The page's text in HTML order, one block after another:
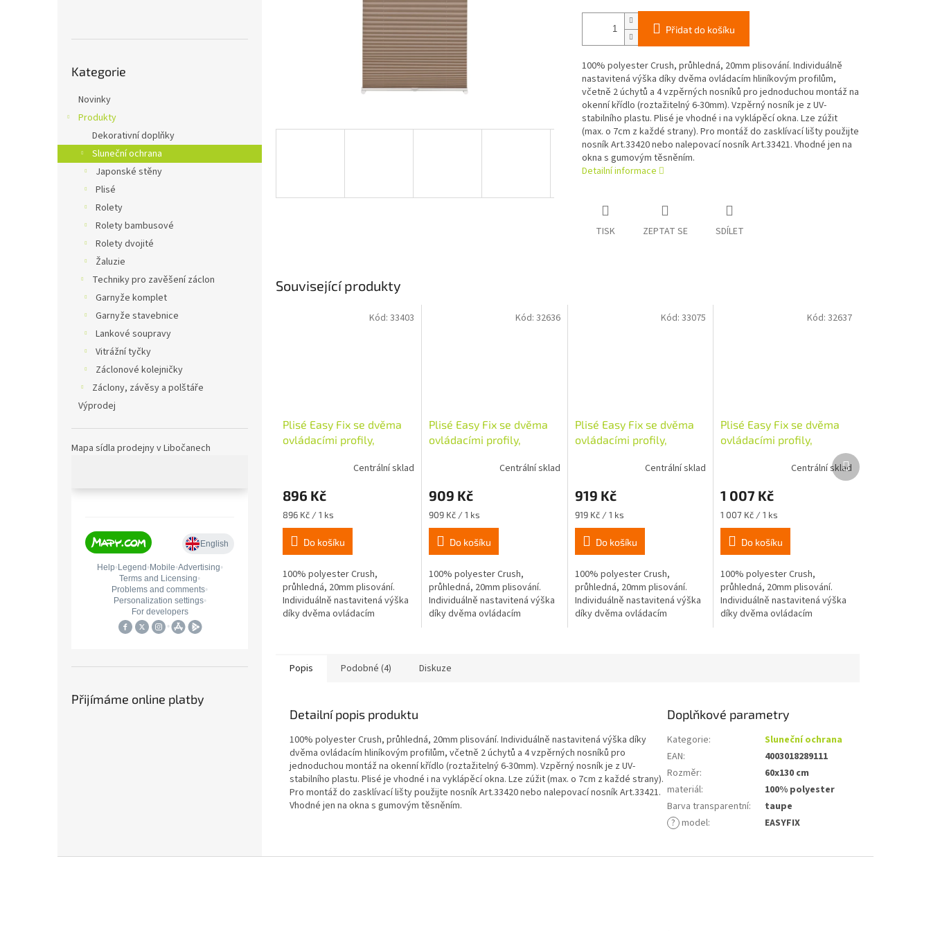
kategorie
Kategorie
Novinky
Produkty
Dekorativní doplňky
Sluneční ochrana
Japonské stěny
Plisé
Rolety
Rolety bambusové
Rolety dvojité
Žaluzie
Techniky pro zavěšení záclon
Garnyže komplet
Garnyže stavebnice
Lankové soupravy
Vitrážní tyčky
Záclonové kolejničky
Záclony, závěsy a polštáře
Výprodej
Mapa sídla prodejny v Libočanech
Přijímáme online platby
Přidat do košíku
100% polyester Crush, průhledná, 20mm plisování. Individuálně
nastavitená výška díky dvěma ovládacím hliníkovým profilům,
včetně 2 úchytů a 4 vzpěrných nosníků pro jednoduchou montáž na
okenní křídlo (roztažitelný 6-30mm). Vzpěrný nosník je z UV-
stabilního plastu. Plisé je vhodné i na vyklápěcí okna. Lze zúžit
(max. o 7cm z každé strany). Pro montáž do zasklívací lišty použijte
nosník Art.33420 nebo nalepovací nosník Art.33421. Vhodné jen na
okna s gumovým těsněním.
Detailní informace
TISK ZEPTAT SE SDÍLET
Související produkty
Plisé Easy Fix se dvěma
ovládacími profily,
Centrální sklad
896 Kč
Měrná
cena:
896 Kč / 1 ks
Do košíku
100% polyester Crush,
průhledná, 20mm plisování.
Individuálně nastavitená výška
díky dvěma ovládacím
Kód: 33403
Plisé Easy Fix se dvěma
ovládacími profily,
Centrální sklad
909 Kč
Měrná
cena:
909 Kč / 1 ks
Do košíku
100% polyester Crush,
průhledná, 20mm plisování.
Individuálně nastavitená výška
díky dvěma ovládacím
Kód: 32636
Plisé Easy Fix se dvěma
ovládacími profily,
Centrální sklad
919 Kč
Měrná
cena:
919 Kč / 1 ks
Do košíku
100% polyester Crush,
průhledná, 20mm plisování.
Individuálně nastavitená výška
díky dvěma ovládacím
Kód:33075
Plisé Easy Fix se dvěma
ovládacími profily,
Centrální sklad
1 007 Kč
Měrná
cena:
1 007 Kč / 1 ks
Do košíku
100% polyester Crush,
průhledná, 20mm plisování.
Individuálně nastavitená výška
díky dvěma ovládacím
Kód: 32637
Další
produkt
Popis Podobné (4) Diskuze
Detailní popis produktu
100% polyester Crush, průhledná, 20mm plisování. Individuálně nastavitená výška díky
dvěma ovládacím hliníkovým profilům, včetně 2 úchytů a 4 vzpěrných nosníků pro
jednoduchou montáž na okenní křídlo (roztažitelný 6-30mm). Vzpěrný nosník je z UV-
stabilního plastu. Plisé je vhodné i na vyklápěcí okna. Lze zúžit (max. o 7cm z každé strany).
Pro montáž do zasklívací lišty použijte nosník Art.33420 nebo nalepovací nosník Art.33421.
Vhodné jen na okna s gumovým těsněním.
Doplňkové parametry
Kategorie:
Sluneční ochrana
EAN:
4003018289111
Rozměr:
60x130 cm
materiál:
100% polyester
Barva transparentní:
taupe
? model: EASYFIX